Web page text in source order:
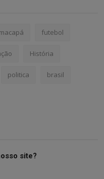
macapá futebol
História
politica brasil
site?